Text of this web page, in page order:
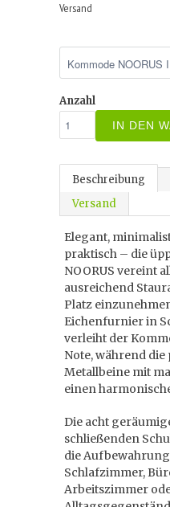
Versand
Anzahl
IN DEN
Beschreibung
Versand
Elegant,
praktisch – die
NOORUS vereint
ausreichend
Platz
Eichenfurnier in
verleiht der
Note, während
Metallbeine mit
einen
Die acht
schließenden
die
Schlafzimmer,
Arbeitszimmer